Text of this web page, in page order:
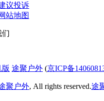
议投诉
站地图
们
途聚户外 (京ICP备
聚户外, All rights reserved.途